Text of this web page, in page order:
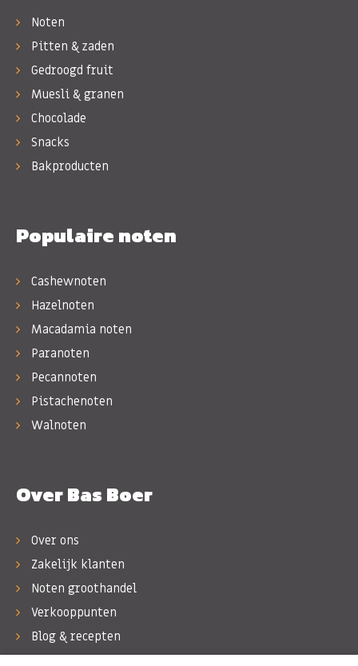
Noten
Pitten & zaden
Gedroogd fruit
Muesli & granen
Chocolade
Snacks
Bakproducten
Populaire noten
Cashewnoten
Hazelnoten
Macadamia noten
Paranoten
Pecannoten
Pistachenoten
Walnoten
Over Bas Boer
Over ons
Zakelijk klanten
Noten groothandel
Verkooppunten
Blog & recepten
Werken bij Bas Boer Noten